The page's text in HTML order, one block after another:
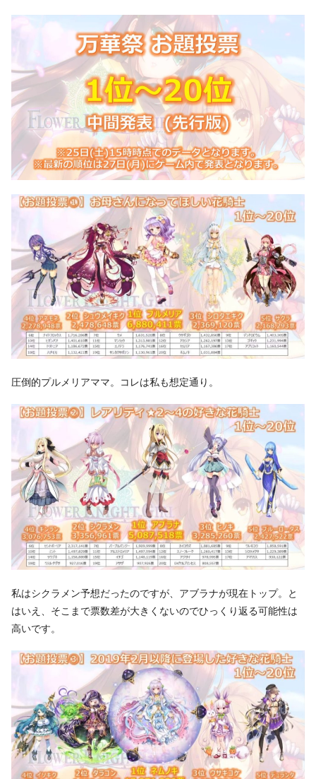
圧倒的プルメリアママ。コレは私も想定通り。
私はシクラメン予想だったのですが、アブラナが現在トップ。と
はいえ、そこまで票数差が大きくないのでひっくり返る可能性は
高いです。